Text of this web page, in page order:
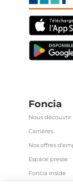
Foncia
Nous découvrir
Carrières
Nos offres
Espace presse
Foncia inside